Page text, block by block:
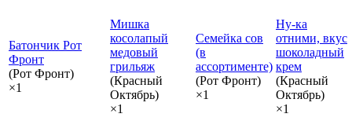
Батончик Рот
Фронт
(Рот Фронт)
×1
Мишка
косолапый
медовый
грильяж
(Красный
Октябрь)
×1
Семейка сов
(в
ассортименте)
(Рот Фронт)
×1
Ну-ка
отними, вкус
шоколадный
крем
(Красный
Октябрь)
×1